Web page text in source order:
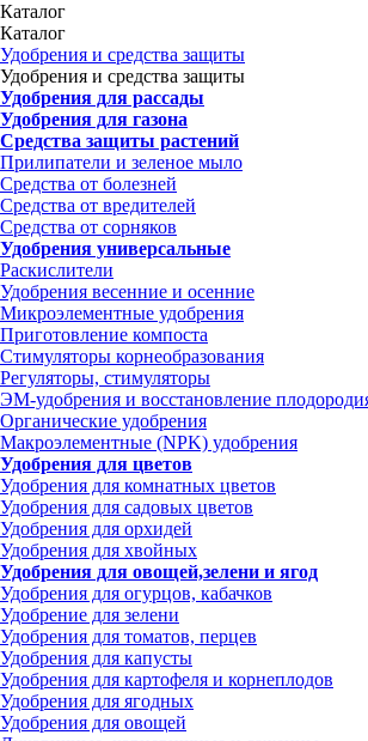
Каталог
Каталог
Удобрения и средства защиты
Удобрения и средства защиты
Удобрения для рассады
Удобрения для газона
Средства защиты растений
Прилипатели и зеленое мыло
Средства от болезней
Средства от вредителей
Средства от сорняков
Удобрения универсальные
Раскислители
Удобрения весенние и осенние
Микроэлементные удобрения
Приготовление компоста
Стимуляторы корнеобразования
Регуляторы, стимуляторы
ЭМ-удобрения и восстановление
Органические удобрения
Макроэлементные (NPK) удобрения
Удобрения для цветов
Удобрения для комнатных цветов
Удобрения для садовых цветов
Удобрения для орхидей
Удобрения для хвойных
Удобрения для овощей,зелени и ягод
Удобрения для огурцов, кабачков
Удобрение для зелени
Удобрения для томатов, перцев
Удобрения для капусты
Удобрения для картофеля и корнеплодов
Удобрения для ягодных
Удобрения для овощей